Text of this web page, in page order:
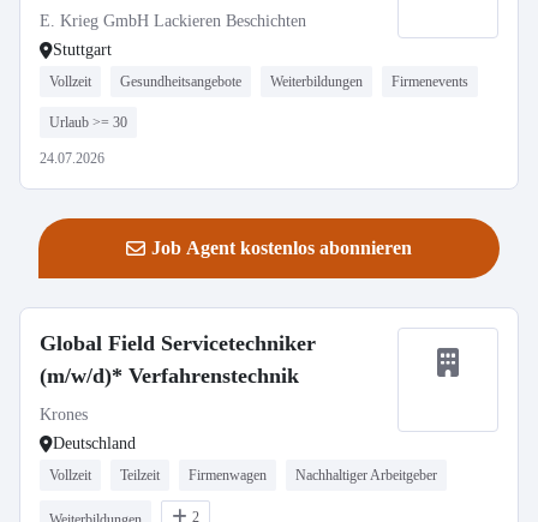
E. Krieg GmbH Lackieren Beschichten
Stuttgart
Vollzeit Gesundheitsangebote Weiterbildungen Firmenevents
Urlaub >= 30
24.07.2026
Job Agent kostenlos abonnieren
Global Field Servicetechniker
(m/w/d)* Verfahrenstechnik
Krones
Deutschland
Vollzeit Teilzeit Firmenwagen Nachhaltiger Arbeitgeber
2